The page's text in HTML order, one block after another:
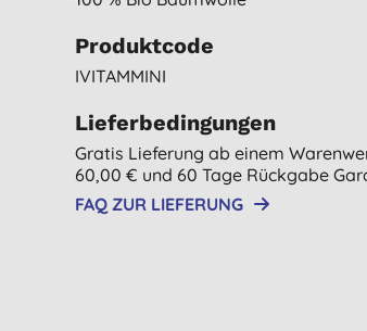
Produktcode
IVITAMMINI
Lieferbedingungen
Gratis Lieferung ab einem
60,00 € und 60 Tage Rückgabe
FAQ ZUR LIEFERUNG